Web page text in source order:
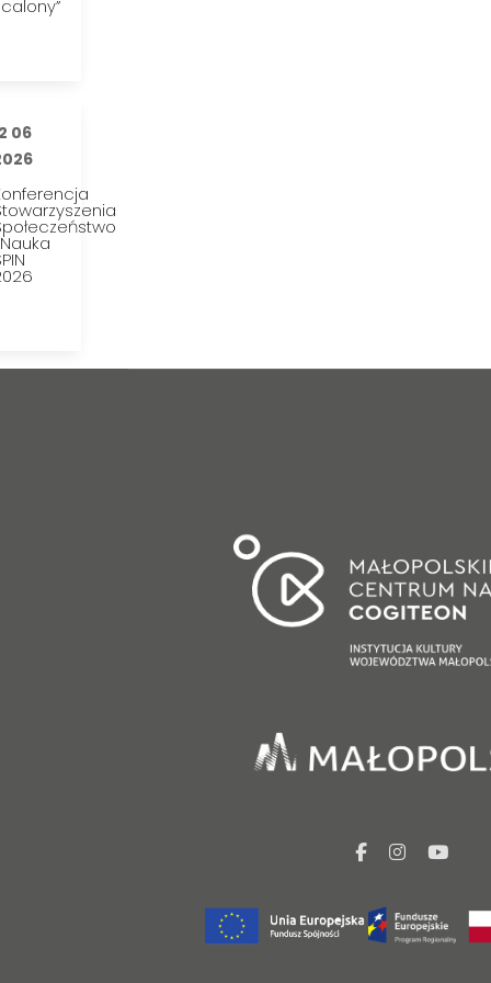
06
facebook
Instagram